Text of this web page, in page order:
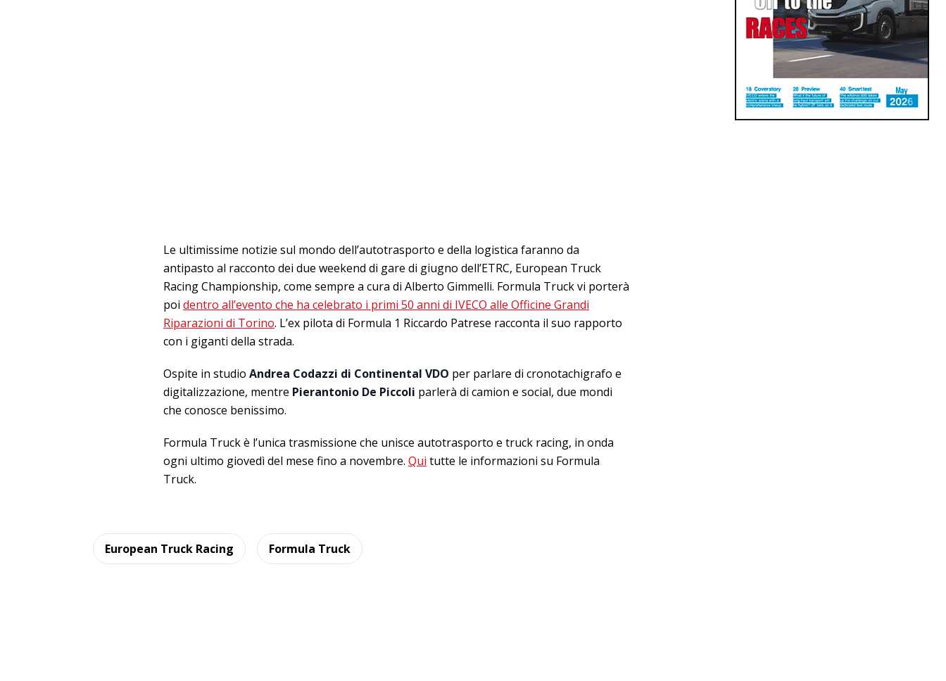
Le ultimissime notizie sul mondo dell’autotrasporto e della logistica faranno da
antipasto al racconto dei due weekend di gare di giugno dell’ETRC, European Truck
Racing Championship, come sempre a cura di Alberto Gimmelli. Formula Truck vi porterà
poi dentro all’evento che ha celebrato i primi 50 anni di IVECO alle Officine Grandi
Riparazioni di Torino. L’ex pilota di Formula 1 Riccardo Patrese racconta il suo rapporto
con i giganti della strada.
Ospite in studio Andrea Codazzi di Continental VDO per parlare di cronotachigrafo e
digitalizzazione, mentre Pierantonio De Piccoli parlerà di camion e social, due mondi
che conosce benissimo.
Formula Truck è l’unica trasmissione che unisce autotrasporto e truck racing, in onda
ogni ultimo giovedì del mese fino a novembre. Qui tutte le informazioni su Formula
Truck.
European Truck Racing Formula Truck